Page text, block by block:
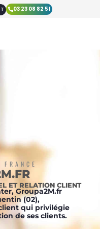
03 23 08 82 51
ET RELATION CLIENT
, Groupa2M.fr
(02),
qui privilégie
de ses clients.